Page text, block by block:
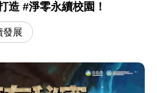
」教師培力工作坊 打造 #淨零永續校園！
發展